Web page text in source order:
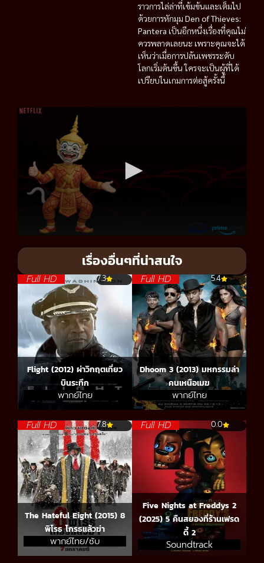
ราวการไล่ล่าที่เข้มข้นและเต็มไป
ด้วยการหักมุม Den of Thieves:
Pantera เป็นอีกหนึ่งเรื่องที่คุณไม่
ควรพลาดเลยนะ เพราะคุณจะได้
เห็นว่าเมื่อการปล้นเพชรระดับ
โลกเริ่มต้นขึ้น ใครจะเป็นผู้ที่ได้
เปรียบในเกมการต่อสู้ครั้งนี้
เรื่องอื่นๆที่น่าสนใจ
Full HD 7.3
Flight (2012) ผ่าวิกฤตเที่ยว
บินระทึก
พากย์ไทย
Full HD 5.4
Dhoom 3 (2013) มหกรรมล่า
คนเหนือเมฆ
พากย์ไทย
Full HD 7.8
The Hateful Eight (2015) 8
พิโรธ โกรธแล้วฆ่า
พากย์ไทย/ซับ
Full HD 0.0
Five Nights at Freddys 2
(2025) 5 คืนสยองที่ร้านเฟรด
ดี้ 2
Soundtrack